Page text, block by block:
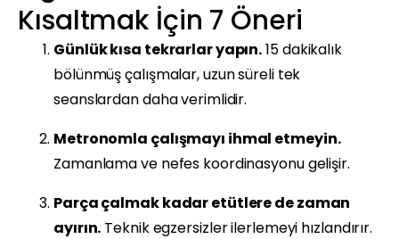
Kısaltmak İçin 7 Öneri
Günlük kısa tekrarlar yapın.15 dakikalık
bölünmüş çalışmalar, uzun süreli tek
seanslardan daha verimlidir.
Metronomla çalışmayı ihmal etmeyin.
Zamanlama ve nefes koordinasyonu gelişir.
Parça çalmak kadar etütlere de zaman
ayırın. Teknik egzersizler ilerlemeyi hızlandırır.